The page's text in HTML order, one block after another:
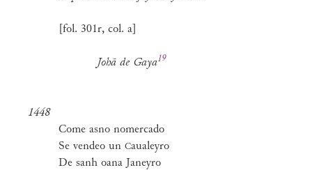
[fol. 301r, col. a]
Johā de Gaya19
1448
Come asno nomercado
Se vendeo unCaualeyro
De sanh oana Janeyro